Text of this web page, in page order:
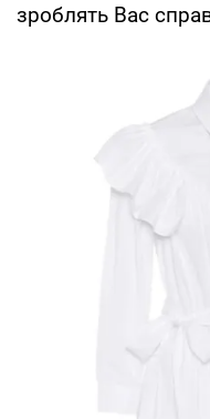
зроблять Вас